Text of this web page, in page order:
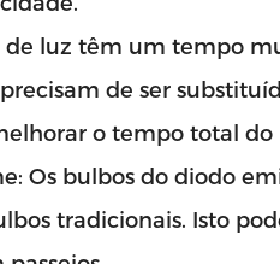
de luz têm um tempo
de ser
o tempo total do
Os bulbos do diodo
tradicionais. Isto